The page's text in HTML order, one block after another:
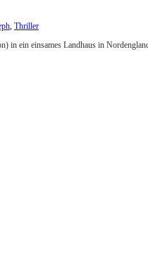
Thriller
ein einsames Landhaus in